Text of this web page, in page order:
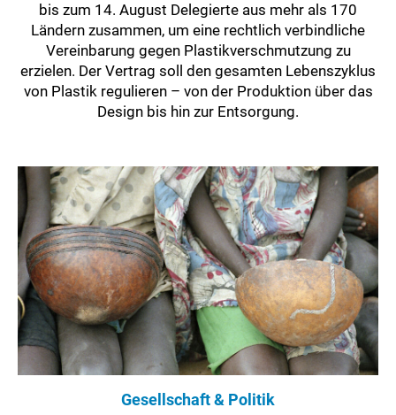
bis zum 14. August Delegierte aus mehr als 170
Ländern zusammen, um eine rechtlich verbindliche
Vereinbarung gegen Plastikverschmutzung zu
erzielen. Der Vertrag soll den gesamten Lebenszyklus
von Plastik regulieren – von der Produktion über das
Design bis hin zur Entsorgung.
Gesellschaft & Politik